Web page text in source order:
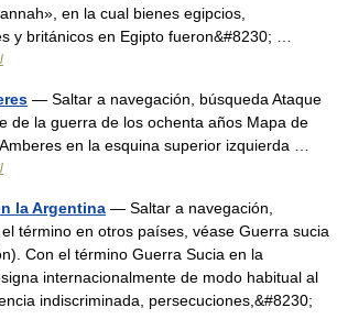
en la cual bienes egipcios,
y británicos en Egipto fueron&#8230; …
— Saltar a navegación, búsqueda Ataque
de la guerra de los ochenta años Mapa de
en la esquina superior izquierda …
la Argentina — Saltar a navegación,
término en otros países, véase Guerra sucia
Con el término Guerra Sucia en la
internacionalmente de modo habitual al
indiscriminada, persecuciones,&#8230;